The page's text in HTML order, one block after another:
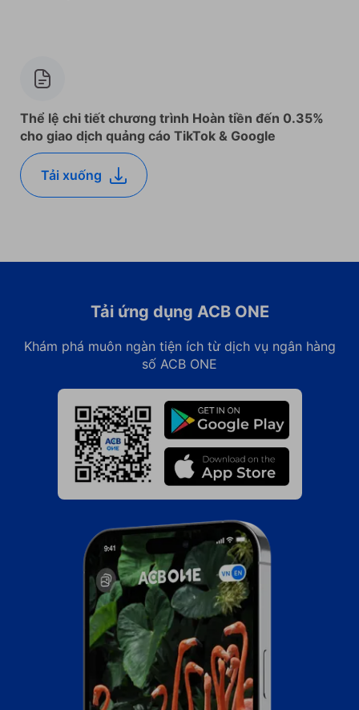
Thể lệ chi tiết chương trình Hoàn tiền đến 0.35%
cho giao dịch quảng cáo TikTok & Google
Tải xuống
Tải ứng dụng ACB ONE
Khám phá muôn ngàn tiện ích từ dịch vụ ngân hàng
số ACB ONE